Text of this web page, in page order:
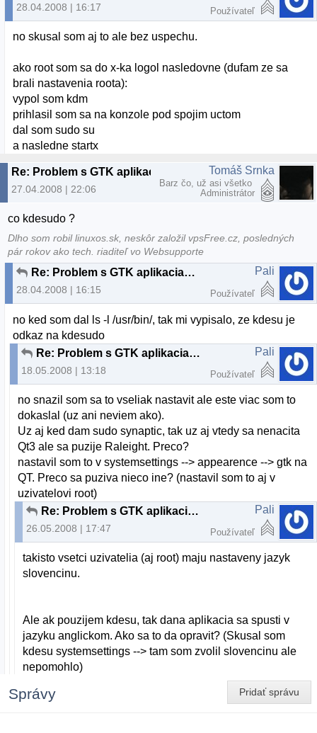
28.04.2008 | 16:17 Používateľ
no skusal som aj to ale bez uspechu.
ako root som sa do x-ka logol nasledovne (dufam ze sa
brali nastavenia roota):
vypol som kdm
prihlasil som sa na konzole pod spojim uctom
dal som sudo su
a nasledne startx
27.04.2008 | 22:06
Tomáš Srnka
Barz čo, už asi všetko
Administrátor
co kdesudo ?
Dlho som robil linuxos.sk, neskôr založil vpsFree.cz, posledných
pár rokov ako tech. riaditeľ vo Websupporte
Re: Problem s GTK aplikaciami po upgrade
28.04.2008 | 16:15
Pali
Používateľ
no ked som dal ls -l /usr/bin/, tak mi vypisalo, ze kdesu je
odkaz na kdesudo
Re: Problem s GTK aplikaciami po upgrade
18.05.2008 | 13:18
Pali
Používateľ
no snazil som sa to vseliak nastavit ale este viac som to
dokaslal (uz ani neviem ako).
Uz aj ked dam sudo synaptic, tak uz aj vtedy sa nenacita
Qt3 ale sa puzije Raleight. Preco?
nastavil som to v systemsettings --> appearence --> gtk na
QT. Preco sa puziva nieco ine? (nastavil som to aj v
uzivatelovi root)
Re: Problem s GTK aplikaciami po upgrade
26.05.2008 | 17:47
Pali
Používateľ
takisto vsetci uzivatelia (aj root) maju nastaveny jazyk
slovencinu.
Ale ak pouzijem kdesu, tak dana aplikacia sa spusti v
jazyku anglickom. Ako sa to da opravit? (Skusal som
kdesu systemsettings --> tam som zvolil slovencinu ale
nepomohlo)
Pridať správu
Správy